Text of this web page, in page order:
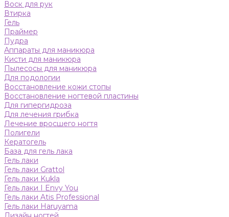
Воск для рук
Втирка
Гель
Праймер
Пудра
Аппараты для маникюра
Кисти для маникюра
Пылесосы для маникюра
Для подологии
Восстановление кожи стопы
Восстановление ногтевой пластины
Для гипергидроза
Для лечения грибка
Лечение вросшего ногтя
Полигели
Кератогель
База для гель лака
Гель лаки
Гель лаки Grattol
Гель лаки Kukla
Гель лаки I Envy You
Гель лаки Atis Professional
Гель лаки Haruyama